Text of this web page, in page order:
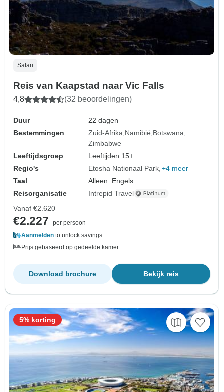
Safari
Reis van Kaapstad naar Vic Falls
4,8 (32 beoordelingen)
Duur
22 dagen
Bestemmingen
Zuid-Afrika Namibië Botswana
Zimbabwe
Leeftijdsgroep
Leeftijden 15+
Regio's
Etosha Nationaal Park +4 meer
Taal
Alleen: Engels
Reisorganisatie
Intrepid Travel
Vanaf €2.620
€2.227
per persoon
Aanmelden to unlock savings
Prijs gebaseerd op gedeelde kamer
Bekijk reis
Download brochure
5% korting